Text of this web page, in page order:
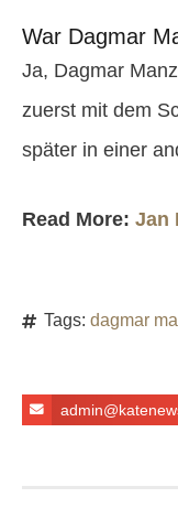
War Dagmar
Ja, Dagmar
zuerst mit dem
später in einer
Read More: Jan
Tags: dagmar